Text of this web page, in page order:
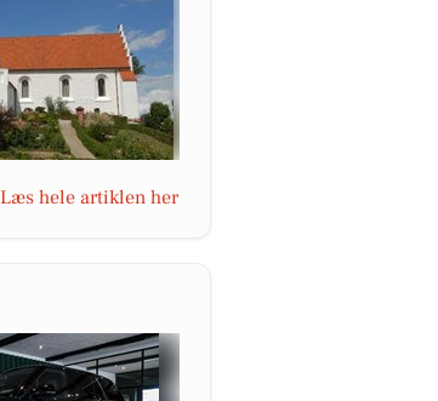
Læs hele artiklen her